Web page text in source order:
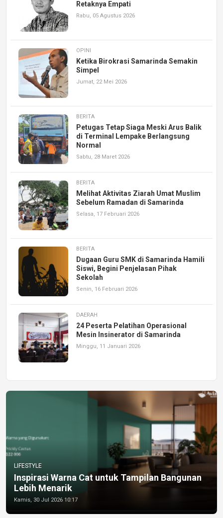
Retaknya Empati
Rabu, 05 Agustus 2026
OPINI
Ketika Birokrasi Samarinda Semakin
Simpel
Jumat, 22 Mei 2026
BERITA
Petugas Tetap Siaga Meski Arus Balik
di Terminal Lempake Berlangsung
Normal
Sabtu, 28 Maret 2026
BERITA
Melihat Aktivitas Ziarah Umat Muslim
Sebelum Ramadan di Samarinda
Selasa, 17 Februari 2026
BERITA
Dugaan Guru SMK di Samarinda Hamili
Siswi, Begini Penjelasan Pihak
Sekolah
Senin, 16 Februari 2026
DAERAH
24 Peserta Pelatihan Operasional
Mesin Insinerator di Samarinda
Minggu, 11 Januari 2026
LIFESTYLE
Inspirasi Warna Cat untuk Tampilan Bangunan
Lebih Menarik
Kamis, 30 Jul 2026 10:17